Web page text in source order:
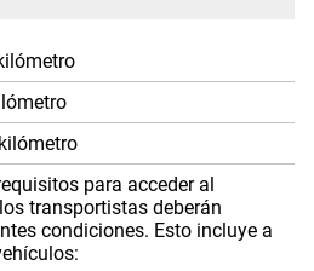
para acceder al
transportistas deberán
condiciones. Esto incluye a